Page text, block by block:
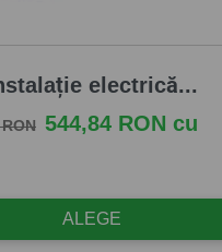
electrică...
bazaPret
544,84 RON cu
ALEGE